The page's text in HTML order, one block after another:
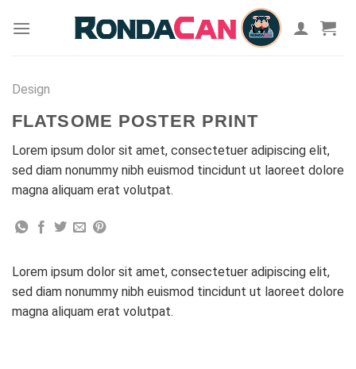
Design
FLATSOME POSTER PRINT
Lorem ipsum dolor sit amet, consectetuer adipiscing elit,
sed diam nonummy nibh euismod tincidunt ut laoreet dolore
magna aliquam erat volutpat.
Lorem ipsum dolor sit amet, consectetuer adipiscing elit,
sed diam nonummy nibh euismod tincidunt ut laoreet dolore
magna aliquam erat volutpat.